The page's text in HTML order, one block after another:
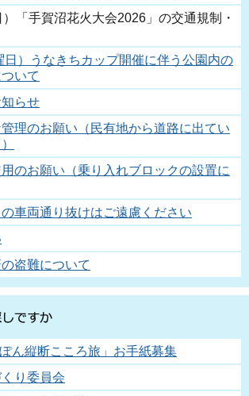
「手賀沼花火大会2026」の交通規制・
日）うなきちカップ開催に伴う公園内の
いて
らせ
理のお願い（民有地から道路に出てい
のお願い（乗り入れブロックの設置に
の車両通り抜けはご遠慮ください
盗難について
ん縦断こころ旅」お手紙募集
り委員会